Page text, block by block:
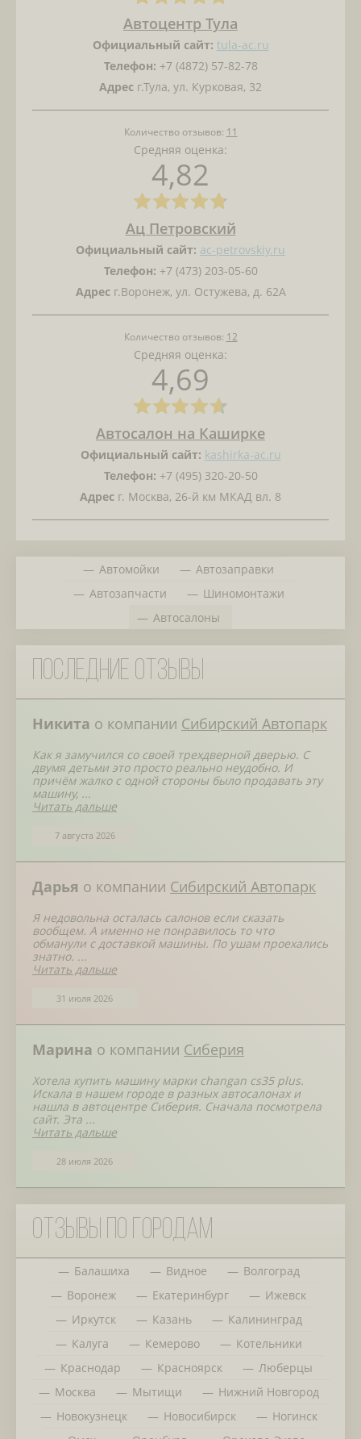
Автоцентр Тула
Официальный сайт: tula-ac.ru
Телефон: +7 (4872) 57-82-78
Адрес г.Тула, ул. Курковая, 32
Количество отзывов: 11
Средняя оценка:
4,82
Ац Петровский
Официальный сайт: ac-petrovskiy.ru
Телефон: +7 (473) 203-05-60
Адресг.Воронеж, ул. Остужева, д. 62А
Количество отзывов: 12
Средняя оценка:
4,69
Автосалон на Каширке
Официальный сайт: kashirka-ac.ru
Телефон: +7 (495) 320-20-50
Адрес г. Москва, 26-й км МКАД вл. 8
Автомойки
Автозаправки
Автозапчасти
Шиномонтажи
Автосалоны
Последние отзывы
Никита о компании Сибирский Автопарк
Как я замучился со своей трехдверной дверью. С
двумя детьми это просто реально неудобно. И
причём жалко с одной стороны было продавать эту
машину, ...
Читать дальше
7 августа 2026
Дарья о компании Сибирский Автопарк
Я недовольна осталась салонов если сказать
вообщем. А именно не понравилось то что
обманули с доставкой машины. По ушам проехались
знатно. ...
Читать дальше
31 июля 2026
Марина о компании Сиберия
Хотела купить машину марки changan cs35 plus.
Искала в нашем городе в разных автосалонах и
нашла в автоцентре Сиберия. Сначала посмотрела
сайт. Эта ...
Читать дальше
28 июля 2026
Отзывы по городам
Балашиха Видное
Волгоград
Воронеж
Екатеринбург
Ижевск
Иркутск
Казань
Калининград
Калуга
Кемерово
Котельники
Краснодар
Красноярск
Люберцы
Москва
Мытищи
Нижний Новгород
Новокузнецк
Новосибирск
Ногинск